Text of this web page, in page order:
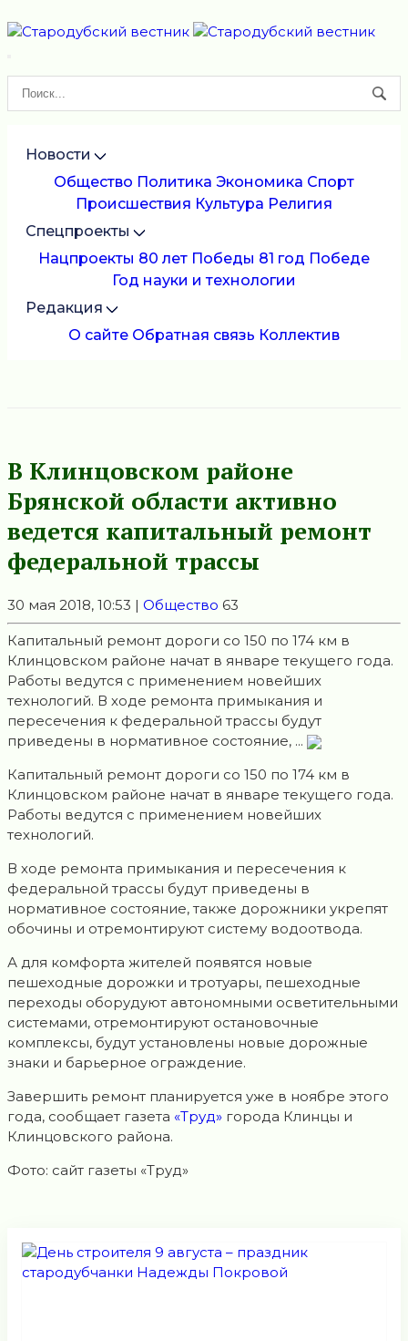
Новости
Общество Политика Экономика Спорт
Происшествия Культура Религия
Спецпроекты
Нацпроекты 80 лет Победы 81 год Победе
Год науки и технологии
Редакция
О сайте Обратная связь Коллектив
В Клинцовском районе
Брянской области активно
ведется капитальный ремонт
федеральной трассы
30 мая 2018, 10:53 | Общество 63
Капитальный ремонт дороги со 150 по 174 км в
Клинцовском районе начат в январе текущего года.
Работы ведутся с применением новейших
технологий. В ходе ремонта примыкания и
пересечения к федеральной трассы будут
приведены в нормативное состояние, ...
Капитальный ремонт дороги со 150 по 174 км в
Клинцовском районе начат в январе текущего года.
Работы ведутся с применением новейших
технологий.
В ходе ремонта примыкания и пересечения к
федеральной трассы будут приведены в
нормативное состояние, также дорожники укрепят
обочины и отремонтируют систему водоотвода.
А для комфорта жителей появятся новые
пешеходные дорожки и тротуары, пешеходные
переходы оборудуют автономными осветительными
системами, отремонтируют остановочные
комплексы, будут установлены новые дорожные
знаки и барьерное ограждение.
Завершить ремонт планируется уже в ноябре этого
года, сообщает газета «Труд» города Клинцы и
Клинцовского района.
Фото: сайт газеты «Труд»